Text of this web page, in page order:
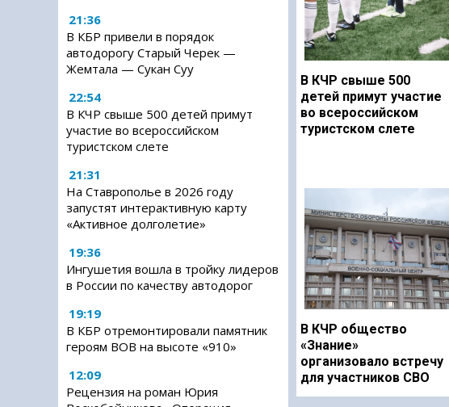
21:36
В КБР привели в порядок
автодорогу Старый Черек —
Жемтала — Сукан Суу
22:54
В КЧР свыше 500 детей примут
участие во всероссийском
туристском слете
21:31
На Ставрополье в 2026 году
запустят интерактивную карту
«Активное долголетие»
19:36
Ингушетия вошла в тройку лидеров
в России по качеству автодорог
19:19
В КБР отремонтировали памятник
героям ВОВ на высоте «910»
12:09
Рецензия на роман Юрия
В КЧР свыше 500
детей примут участие
во всероссийском
туристском слете
В КЧР общество
«Знание»
организовало встречу
для участников СВО